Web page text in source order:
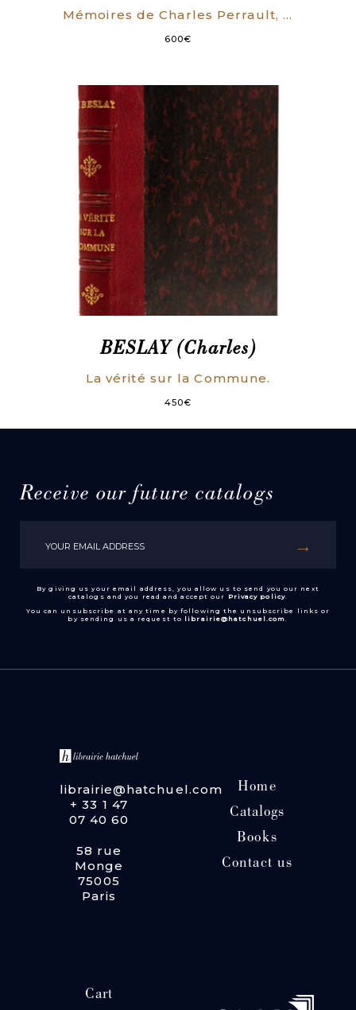
Mémoires de Charles Perrault, de l’Académie Françoise, et premier Commis des bâtimens du Roi. Contenant beaucoup de particularités & d’Anecdotes intéressantes du ministère de M. Colbert.
600€
BESLAY (Charles)
La vérité sur la Commune.
450€
Receive our future catalogs
By giving us your email address, you allow us to send you our next
catalogs and you read and accept our Privacy policy.
You can unsubscribe at any time by following the unsubscribe links or
by sending us a request to librairie@hatchuel.com.
librairie@hatchuel.com
+ 33 1 47
07 40 60
58 rue
Monge
75005
Paris
Home
Catalogs
Books
Contact us
Cart